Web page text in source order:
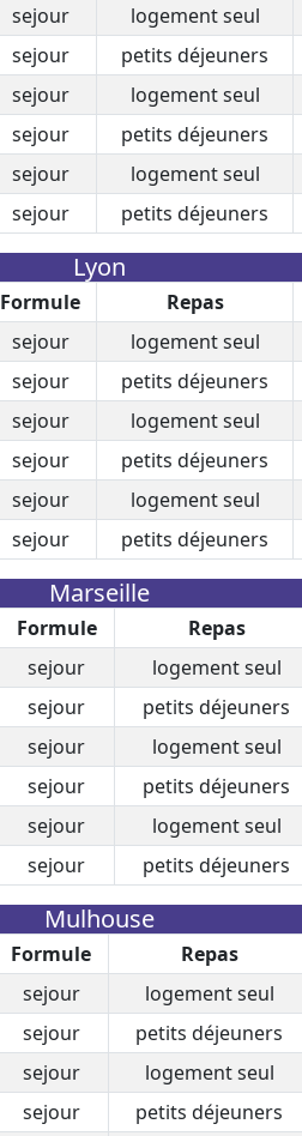
sejour logement seul
sejour petits déjeuners
sejour logement seul
sejour petits déjeuners
sejour logement seul
sejour petits déjeuners
Lyon
Formule Repas
sejour logement seul
sejour petits déjeuners
sejour logement seul
sejour petits déjeuners
sejour logement seul
sejour petits déjeuners
Marseille
Formule Repas
sejour logement seul
sejour petits déjeuners
sejour logement seul
sejour petits déjeuners
sejour logement seul
sejour petits déjeuners
Mulhouse
Formule Repas
sejour logement seul
sejour petits déjeuners
sejour logement seul
sejour petits déjeuners